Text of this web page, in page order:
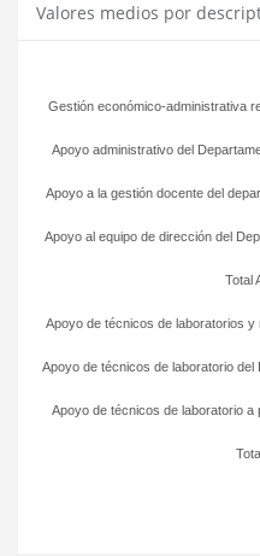
Valores medios por
Apoyo de técnicos de laboratorio a
Apoyo de técnicos de laboratorio del
Apoyo de técnicos de laboratorios y
Total
Apoyo al equipo de dirección del
Apoyo a la gestión docente del
Apoyo administrativo del
Gestión económico-administrativa